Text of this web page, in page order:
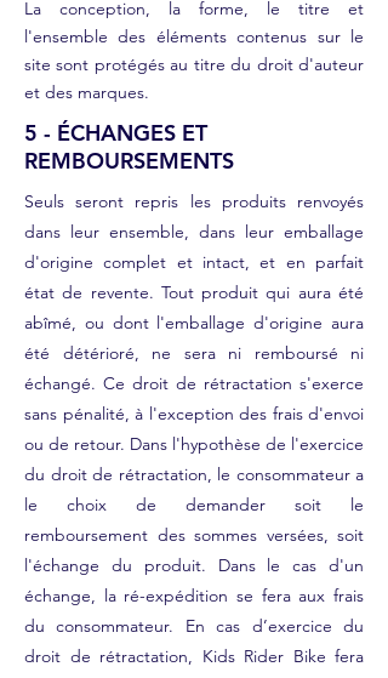
La conception, la forme, le titre et
l'ensemble des éléments contenus sur le
site sont protégés au titre du droit d'auteur
et des marques.
5 - ÉCHANGES ET
REMBOURSEMENTS
Seuls seront repris les produits renvoyés
dans leur ensemble, dans leur emballage
d'origine complet et intact, et en parfait
état de revente. Tout produit qui aura été
abîmé, ou dont l'emballage d'origine aura
été détérioré, ne sera ni remboursé ni
échangé. Ce droit de rétractation s'exerce
sans pénalité, à l'exception des frais d'envoi
ou de retour. Dans l'hypothèse de l'exercice
du droit de rétractation, le consommateur a
le choix de demander soit le
remboursement des sommes versées, soit
l'échange du produit. Dans le cas d'un
échange, la ré-expédition se fera aux frais
du consommateur. En cas d’exercice du
droit de rétractation, Kids Rider Bike fera